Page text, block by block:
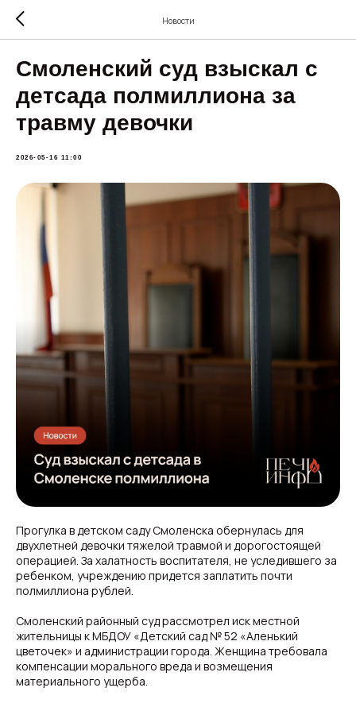
Новости
Смоленский суд взыскал с
детсада полмиллиона за
травму девочки
2026-05-16 11:00
Прогулка в детском саду Смоленска обернулась для
двухлетней девочки тяжелой травмой и дорогостоящей
операцией. За халатность воспитателя, не уследившего за
ребенком, учреждению придется заплатить почти
полмиллиона рублей.
Смоленский районный суд рассмотрел иск местной
жительницы к МБДОУ «Детский сад № 52 «Аленький
цветочек» и администрации города. Женщина требовала
компенсации морального вреда и возмещения
материального ущерба.